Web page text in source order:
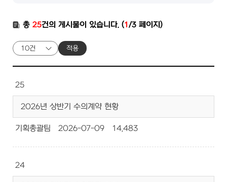
총 25건의 게시물이 있습니다. (1/3 페이지)
적용
25
2026년 상반기 수의계약 현황
기획총괄팀 2026-07-09 14,483
24